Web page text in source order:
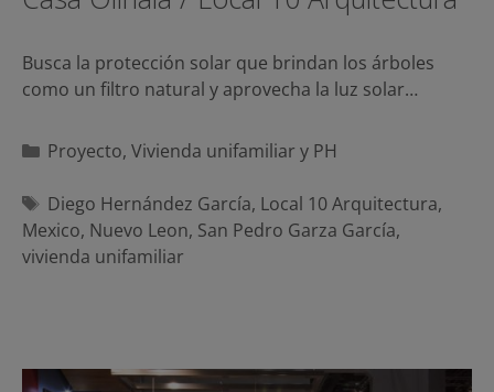
Busca la protección solar que brindan los árboles
como un filtro natural y aprovecha la luz solar…
Categorías
Proyecto, Vivienda unifamiliar y PH
Etiquetas
Diego Hernández García, Local 10 Arquitectura,
Mexico, Nuevo Leon, San Pedro Garza García,
vivienda unifamiliar